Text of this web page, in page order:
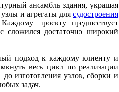
ансамбль здания, украшая
и агрегаты для судостроения
проекту предшествует
сложился достаточно широкий
подход к каждому клиенту и
весь цикл по реализации
изготовления узлов, сборки и
задач.